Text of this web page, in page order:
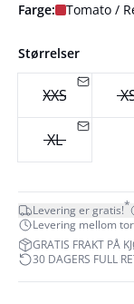
Farge: Tomato /
Størrelser
XXS
XL
Levering er gratis!*
Levering mellom
GRATIS FRAKT PÅ
30 DAGERS FULL